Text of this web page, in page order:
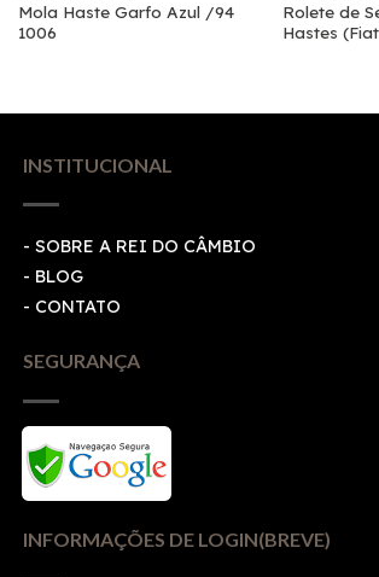
Mola Haste Garfo Azul /94
1006
Rolete de
Hastes
INSTITUCIONAL
- SOBRE A REI DO CÂMBIO
- BLOG
- CONTATO
SEGURANÇA
INFORMAÇÕES DE LOGIN(BREVE)